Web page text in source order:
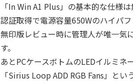
「In Win A1 Plus」の基本的な仕様
認証取得で電源容量650Wのハイパ
無印版レビュー時に管理人が唯一気
す。
あとPCケースボトムのLEDイルミネ
「Sirius Loop ADD RGB Fans」と